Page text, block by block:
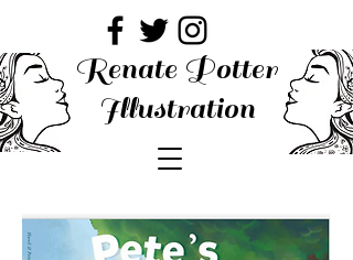
Renate Potter
Illustration